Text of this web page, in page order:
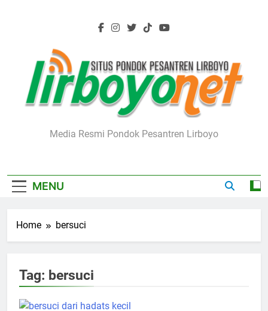
Lirboyo.net
Media Resmi Pondok Pesantren Lirboyo
MENU
Home bersuci
Tag: bersuci